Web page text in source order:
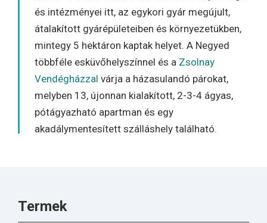
és intézményei itt, az egykori gyár megújult,
átalakított gyárépületeiben és környezetükben,
mintegy 5 hektáron kaptak helyet. A Negyed
többféle esküvőhelyszínnel és a Zsolnay
Vendégházzal várja a házasulandó párokat,
melyben 13, újonnan kialakított, 2-3-4 ágyas,
pótágyazható apartman és egy
akadálymentesített szálláshely található.
Termek